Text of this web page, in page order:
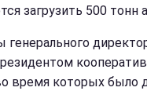
загрузить 500 тонн
время которых было